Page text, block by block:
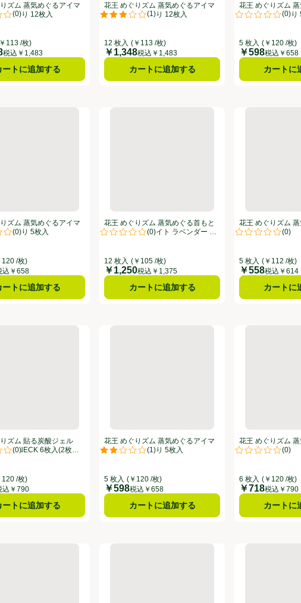
(0)
のレビューで5点中0.0点。
ズム 蒸気めぐるアイマ
の香り 12枚入
113 /枚)
税込￥1,483
ートに追加する
(1)
評価は1件のレビューで5点中3.0点。
花王 めぐりズム 蒸気めぐるアイマ
スク ひのきの香り 12枚入
12 枚入 (￥113 /枚)
価格
￥1,348税込￥1,483
カートに追加する
(0)
評価は0件のレ
花王 めぐりズム
スク 森林浴の香り
5 枚入 (￥120 /枚)
価格
￥598税込￥658
カートに
ぐりズム 蒸気めぐるアイマスク ひのきの香り 5枚入
(0)
のレビューで5点中0.0点。
ズム 蒸気めぐるアイマ
の香り 5枚入
120 /枚)
込￥658
ートに追加する
花王 めぐりズム 蒸気めぐる首もとシート グッドナ
(0)
評価は0件のレビューで5点中0.0点。
花王 めぐりズム 蒸気めぐる首もと
シート グッドナイト ラベンダー 12
12 枚入 (￥105 /枚)
価格
￥1,250税込￥1,375
カートに追加する
花王 めぐりズ
(0)
評価は0件のレ
花王 めぐりズム
ト 無香料 5枚
5 枚入 (￥112 /枚)
価格
￥558税込￥614
カートに
ぐりズム 貼る炭酸ジェルパック HEAD&NECK 6枚入(2枚入 x 3袋)
(0)
のレビューで5点中0.0点。
ズム 貼る炭酸ジェル
6枚入(2枚入 x
120 /枚)
込￥790
ートに追加する
花王 めぐりズム 蒸気めぐるアイマスク 金木犀の香
(1)
評価は1件のレビューで5点中2.0点。
花王 めぐりズム 蒸気めぐるアイマ
スク 金木犀の香り 5枚入
5 枚入 (￥120 /枚)
価格
￥598税込￥658
カートに追加する
花王 めぐりズ
(0)
評価は0件のレ
花王 めぐりズム
ト 無香料 6枚
6 枚入 (￥120 /枚)
価格
￥718税込￥790
カートに
ぐりズム 蒸気めぐるアイマスク カモミールの香り 5枚入
花王 めぐりズム 蒸気の温熱シート 肌に直接貼るタ
花王 めぐりズ